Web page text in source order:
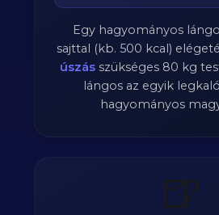
Egy hagyományos
sajttal (kb. 500 kcal)
úszásszükséges 80 kg
lángos az egyik
hagyományos
🍺